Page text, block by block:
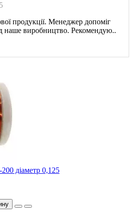
продукції. Менеджер допоміг
наше виробництво. Рекомендую..
діаметр 0,125